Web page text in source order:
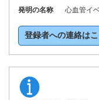
発明の名称
心血管イ
登録者への連絡は